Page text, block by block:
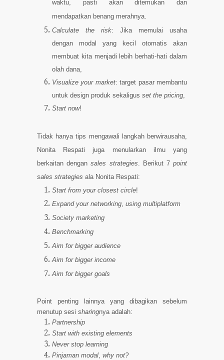
waktu, pasti akan ditemukan dan
mendapatkan benang merahnya.
Calculate the risk: Jika memulai usaha
dengan modal yang kecil otomatis akan
membuat kita menjadi lebih berhati-hati dalam
olah dana,
Visualize your market: target pasar membantu
untuk design produk sekaligus set the pricing,
Start now!
Tidak hanya tips mengawali langkah berwirausaha,
Nonita Respati
juga menularkan ilmu yang
berkaitan dengansales strategies. Berikut 7point
sales strategies ala Nonita Respati:
Start from your closest circle!
Expand your networking, using multiplatform
Society marketing
Benchmarking
Aim for bigger audience
Aim for bigger income
Aim for bigger goals
Point penting lainnya yang dibagikan sebelum
menutup sesi sharingnya adalah:
Partnership
Start with existing elements
Never stop learning
Pinjaman modal, why not?